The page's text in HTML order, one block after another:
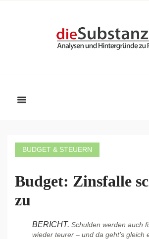
BUDGET & STEUERN
Budget: Zinsfalle
zu
BERICHT. Schulden werden auch
wieder teurer – und da geht’s gleich